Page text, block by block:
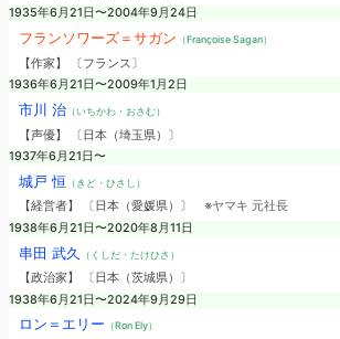
1935年6月21日〜2004年9月24日
フランソワーズ＝サガン （Françoise Sagan）
【作家】 〔フランス〕
1936年6月21日〜2009年1月2日
市川 治（いちかわ・おさむ）
【声優】 〔日本（埼玉県）〕
1937年6月21日〜
城戸 恒 （きど・ひさし）
【経営者】 〔日本（愛媛県）〕 ※ヤマキ 元社長
1938年6月21日〜2020年8月11日
串田 武久 （くしだ・たけひさ）
【政治家】 〔日本（茨城県）〕
1938年6月21日〜2024年9月29日
ロン＝エリー （Ron Ely）